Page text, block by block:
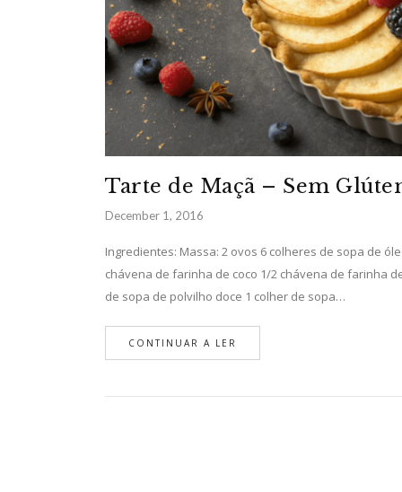
Tarte de Maçã – Sem
December 1, 2016
Ingredientes: Massa: 2 ovos 6 colheres de sopa de
chávena de farinha de coco 1/2 chávena de farinha
de sopa de polvilho doce 1 colher de sopa…
CONTINUAR A LER